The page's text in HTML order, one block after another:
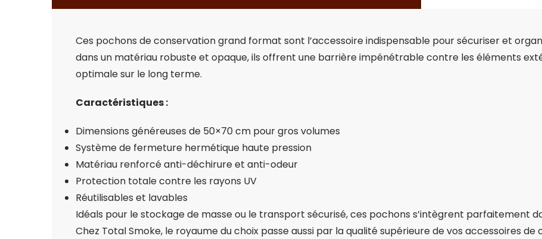
Ces pochons de conservation grand format sont l’accessoire indispensable pour sécuriser et
dans un matériau robuste et opaque, ils offrent une barrière impénétrable contre les éléments
optimale sur le long terme.
Caractéristiques :
Dimensions généreuses de 50×70 cm pour gros volumes
Système de fermeture hermétique haute pression
Matériau renforcé anti-déchirure et anti-odeur
Protection totale contre les rayons UV
Réutilisables et lavables
Idéals pour le stockage de masse ou le transport sécurisé, ces pochons s’intègrent parfaitement
Chez Total Smoke, le royaume du choix passe aussi par la qualité supérieure de vos accessoires de